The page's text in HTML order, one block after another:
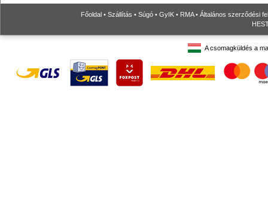
Főoldal • Szállítás • Súgó • GyIK • RMA• Általános szerződési
A csomagküldés a